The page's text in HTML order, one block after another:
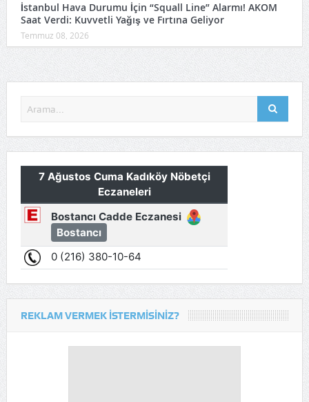
İstanbul Hava Durumu İçin “Squall Line” Alarmı! AKOM
Saat Verdi: Kuvvetli Yağış ve Fırtına Geliyor
Temmuz 08, 2026
REKLAM VERMEK İSTERMISINIZ?